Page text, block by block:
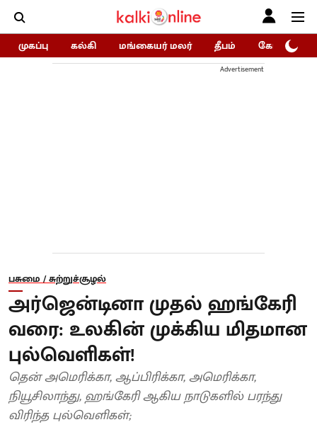
முகப்பு கல்கி மங்கையர் மலர் தீபம் கோகுலம்/
Advertisement
பசுமை / சுற்றுச்சூழல்
அர்ஜென்டினா முதல் ஹங்கேரி
வரை: உலகின் முக்கிய மிதமான
புல்வெளிகள்!
தென் அமெரிக்கா, ஆப்பிரிக்கா, அமெரிக்கா,
நியூசிலாந்து, ஹங்கேரி ஆகிய நாடுகளில் பரந்து
விரிந்த புல்வெளிகள்;